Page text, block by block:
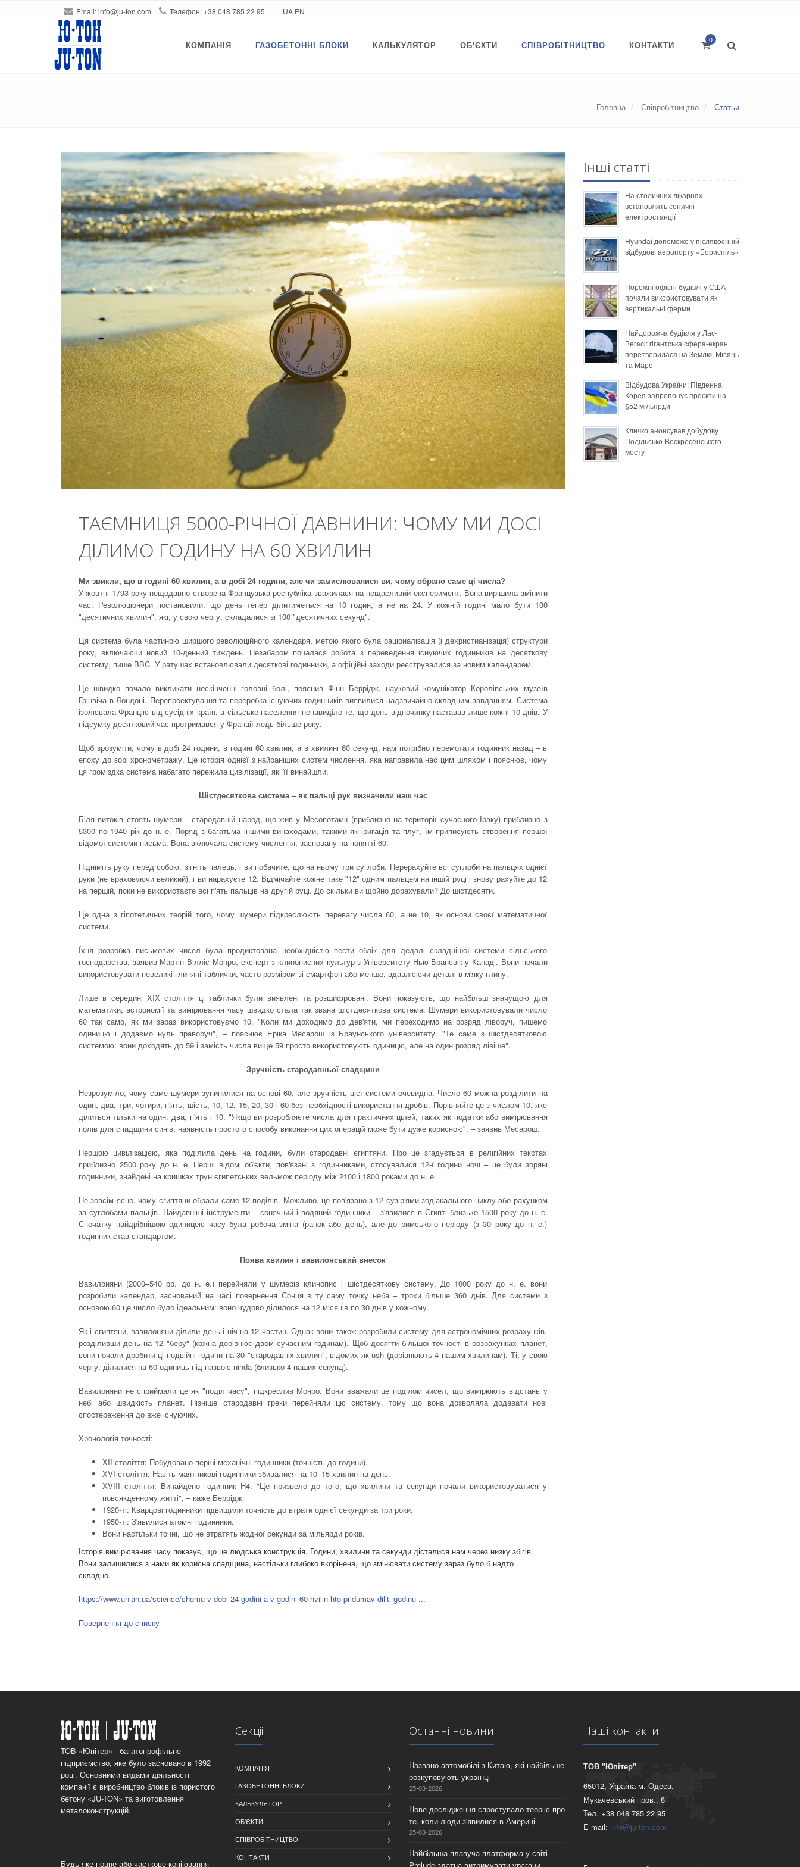
Email:info@ju-ton.com Телефон: +38 048 785 22 95 UA EN
0
КОМПАНIЯ ГАЗОБЕТОННІ БЛОКИ КАЛЬКУЛЯТОР ОБ'ЄКТИ СПІВРОБІТНИЦТВО КОНТАКТИ
Головна Співробітництво Статьи
ТАЄМНИЦЯ 5000-РІЧНОЇ ДАВНИНИ: ЧОМУ МИ ДОСІ
ДІЛИМО ГОДИНУ НА 60 ХВИЛИН
Ми звикли, що в годині 60 хвилин, а в добі 24 години, але чи замислювалися ви, чому обрано саме ці числа?
У жовтні 1793 року нещодавно створена Французька республіка зважилася на нещасливий експеримент. Вона вирішила змінити
час. Революціонери постановили, що день тепер ділитиметься на 10 годин, а не на 24. У кожній годині мало бути 100
"десятичних хвилин", які, у свою чергу, складалися зі 100 "десятичних секунд".
Ця система була частиною ширшого революційного календаря, метою якого була раціоналізація (і дехристианізація) структури
року, включаючи новий 10-денний тиждень. Незабаром почалася робота з переведення існуючих годинників на десяткову
систему, пише BBC. У ратушах встановлювали десяткові годинники, а офіційні заходи реєструвалися за новим календарем.
Це швидко почало викликати нескінченні головні болі, пояснив Фінн Беррідж, науковий комунікатор Королівських музеїв
Грінвіча в Лондоні. Перепроектування та переробка існуючих годинників виявилися надзвичайно складним завданням. Система
ізолювала Францію від сусідніх країн, а сільське населення ненавиділо те, що день відпочинку наставав лише кожні 10 днів. У
підсумку десятковий час протримався у Франції ледь більше року.
Щоб зрозуміти, чому в добі 24 години, в годині 60 хвилин, а в хвилині 60 секунд, нам потрібно перемотати годинник назад – в
епоху до зорі хронометражу. Це історія однієї з найраніших систем числення, яка направила нас цим шляхом і пояснює, чому
ця громіздка система набагато пережила цивілізації, які її винайшли.
Шістдесяткова система – як пальці рук визначили наш час
Біля витоків стоять шумери – стародавній народ, що жив у Месопотамії (приблизно на території сучасного Іраку) приблизно з
5300 по 1940 рік до н. е. Поряд з багатьма іншими винаходами, такими як іригація та плуг, їм приписують створення першої
відомої системи письма. Вона включала систему числення, засновану на понятті 60.
Підніміть руку перед собою, зігніть палець, і ви побачите, що на ньому три суглоби. Перерахуйте всі суглоби на пальцях однієї
руки (не враховуючи великий), і ви нарахуєте 12. Відмічайте кожне таке "12" одним пальцем на іншій руці і знову рахуйте до 12
на першій, поки не використаєте всі п'ять пальців на другій руці. До скільки ви щойно дорахували? До шістдесяти.
Це одна з гіпотетичних теорій того, чому шумери підкреслюють перевагу числа 60, а не 10, як основи своєї математичної
системи.
Їхня розробка письмових чисел була продиктована необхідністю вести облік для дедалі складнішої системи сільського
господарства, заявив Мартін Вілліс Монро, експерт з клинописних культур з Університету Нью-Брансвік у Канаді. Вони почали
використовувати невеликі глиняні таблички, часто розміром зі смартфон або менше, вдавлюючи деталі в м'яку глину.
Лише в середині XIX століття ці таблички були виявлені та розшифровані. Вони показують, що найбільш значущою для
математики, астрономії та вимірювання часу швидко стала так звана шістдесяткова система. Шумери використовували число
60 так само, як ми зараз використовуємо 10. "Коли ми доходимо до дев'яти, ми переходимо на розряд ліворуч, пишемо
одиницю і додаємо нуль праворуч", – пояснює Еріка Месарош із Браунського університету. "Те саме з шістдесятковою
системою: вони доходять до 59 і замість числа вище 59 просто використовують одиницю, але на один розряд лівіше".
Зручність стародавньої спадщини
Незрозуміло, чому саме шумери зупинилися на основі 60, але зручність цієї системи очевидна. Число 60 можна розділити на
один, два, три, чотири, п'ять, шість, 10, 12, 15, 20, 30 і 60 без необхідності використання дробів. Порівняйте це з числом 10, яке
ділиться тільки на один, два, п'ять і 10. "Якщо ви розробляєте числа для практичних цілей, таких як податки або вимірювання
полів для спадщини синів, наявність простого способу виконання цих операцій може бути дуже корисною", – заявив Месарош.
Першою цивілізацією, яка поділила день на години, були стародавні єгиптяни. Про це згадується в релігійних текстах
приблизно 2500 року до н. е. Перші відомі об'єкти, пов'язані з годинниками, стосувалися 12-ї години ночі – це були зоряні
годинники, знайдені на кришках трун єгипетських вельмож періоду між 2100 і 1800 роками до н. е.
Не зовсім ясно, чому єгиптяни обрали саме 12 поділів. Можливо, це пов'язано з 12 сузір'ями зодіакального циклу або рахунком
за суглобами пальців. Найдавніші інструменти – сонячний і водяний годинники – з'явилися в Єгипті близько 1500 року до н. е.
Спочатку найдрібнішою одиницею часу була робоча зміна (ранок або день), але до римського періоду (з 30 року до н. е.)
годинник став стандартом.
Поява хвилин і вавилонський внесок
Вавилоняни (2000–540 рр. до н. е.) перейняли у шумерів клинопис і шістдесяткову систему. До 1000 року до н. е. вони
розробили календар, заснований на часі повернення Сонця в ту саму точку неба – трохи більше 360 днів. Для системи з
основою 60 це число було ідеальним: воно чудово ділилося на 12 місяців по 30 днів у кожному.
Як і єгиптяни, вавилоняни ділили день і ніч на 12 частин. Однак вони також розробили систему для астрономічних розрахунків,
розділивши день на 12 "беру" (кожна дорівнює двом сучасним годинам). Щоб досягти більшої точності в розрахунках планет,
вони почали дробити ці подвійні години на 30 "стародавніх хвилин", відомих як ush (дорівнюють 4 нашим хвилинам). Ті, у свою
чергу, ділилися на 60 одиниць під назвою ninda (близько 4 наших секунд).
Вавилоняни не сприймали це як "поділ часу", підкреслив Монро. Вони вважали це поділом чисел, що вимірюють відстань у
небі або швидкість планет. Пізніше стародавні греки перейняли цю систему, тому що вона дозволяла додавати нові
спостереження до вже існуючих.
Хронологія точності:
XII століття: Побудовано перші механічні годинники (точність до години).
XVI століття: Навіть маятникові годинники збивалися на 10–15 хвилин на день.
XVIII століття: Винайдено годинник H4. "Це призвело до того, що хвилини та секунди почали використовуватися у
повсякденному житті", – каже Беррідж.
1920-ті: Кварцові годинники підвищили точність до втрати однієї секунди за три роки.
1950-ті: З'явилися атомні годинники.
Вони настільки точні, що не втратять жодної секунди за мільярди років.
Історія вимірювання часу показує, що це людська конструкція. Години, хвилини та секунди дісталися нам через низку збігів.
Вони залишилися з нами як корисна спадщина, настільки глибоко вкорінена, що змінювати систему зараз було б надто
складно.
https://www.unian.ua/science/chomu-v-dobi-24-godini-a-v-godini-60-hvilin-hto-pridumav-diliti-godinu-...
Повернення до списку
Інші статті
На столичних лікарнях
встановлять сонячні
електростанції
Hyundai допоможе у післявоєнній
відбудові аеропорту «Бориспіль»
Порожні офісні будівлі у США
почали використовувати як
вертикальні ферми
Найдорожча будівля у Лас-
Вегасі: гігантська сфера-екран
перетворилася на Землю, Місяць
та Марс
Відбудова України: Південна
Корея запропонує проєкти на
$52 мільярди
Кличко анонсував добудову
Подільсько-Воскресенського
мосту
ТОВ «Юпітер» - багатопрофільне
підприємство, яке було засновано в 1992
році. Основними видами діяльності
компанії є виробництво блоків із пористого
бетону «JU-TON» та виготовлення
металоконструкцій.
Будь-яке повне або часткове копіювання
Секцii
КОМПАНIЯ
ГАЗОБЕТОННІ БЛОКИ
КАЛЬКУЛЯТОР
ОБ'ЄКТИ
СПІВРОБІТНИЦТВО
КОНТАКТИ
Останнi новини
Названо автомобілі з Китаю, які найбільше
розкуповують українці
25-03-2026
Нове дослідження спростувало теорію про
те, коли люди з'явилися в Америці
25-03-2026
Найбільша плавуча платформа у світі
Нашi контакти
ТОВ "Юпітер"
65012, Україна м. Одеса,
Мукачевський пров., 8
Тел. +38 048 785 22 95
E-mail: info@ju-ton.com